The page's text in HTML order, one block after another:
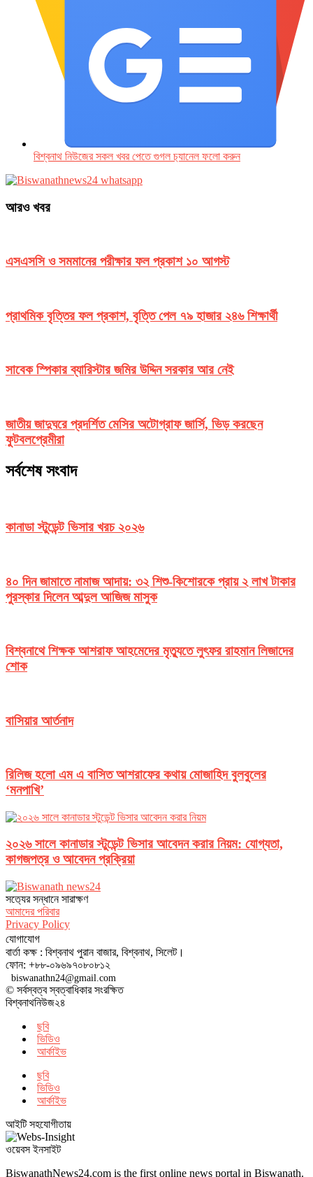
বিশ্বনাথ নিউজের সকল খবর পেতে গুগল চ‌্যানেল ফলো করুন
আরও খবর
এসএসসি ও সমমানের পরীক্ষার ফল প্রকাশ ১০ আগস্ট
প্রাথমিক বৃত্তির ফল প্রকাশ, বৃত্তি পেল ৭৯ হাজার ২৪৬ শিক্ষার্থী
সাবেক স্পিকার ব্যারিস্টার জমির উদ্দিন সরকার আর নেই
জাতীয় জাদুঘরে প্রদর্শিত মেসির অটোগ্রাফ জার্সি, ভিড় করছেন
ফুটবলপ্রেমীরা
সর্বশেষ সংবাদ
কানাডা স্টুডেন্ট ভিসার খরচ ২০২৬
৪০ দিন জামাতে নামাজ আদায়: ৩২ শিশু-কিশোরকে প্রায় ২ লাখ টাকার
পুরস্কার দিলেন আব্দুল আজিজ মাসুক
বিশ্বনাথে শিক্ষক আশরাফ আহমেদের মৃত্যুতে লুৎফর রাহমান লিজাদের
শোক
বাসিয়ার আর্তনাদ
রিলিজ হলো এম এ বাসিত আশরাফের কথায় মোজাহিদ বুলবুলের
‘মনপাখি’
২০২৬ সালে কানাডার স্টুডেন্ট ভিসার আবেদন করার নিয়ম: যোগ্যতা,
কাগজপত্র ও আবেদন প্রক্রিয়া
সত‌্যের সন্ধানে সারাক্ষণ
আমাদের পরিবার
Privacy Policy
যোগাযোগ
বার্তা কক্ষ : বিশ্বনাথ পুরান বাজার, বিশ্বনাথ, সিলেট।
ফোন: +৮৮-০৯৬৯৭০৮০৮১২
biswanathn24@gmail.com
© সর্বস্বত্ব স্বত্বাধিকার সংরক্ষিত
বিশ্বনাথনিউজ২৪
ছবি
ভিডিও
আর্কাইভ
ছবি
ভিডিও
আর্কাইভ
আইটি সহযোগীতায়
ওয়েবস ইনসাইট
BiswanathNews24.com is the first online news portal in Biswanath.